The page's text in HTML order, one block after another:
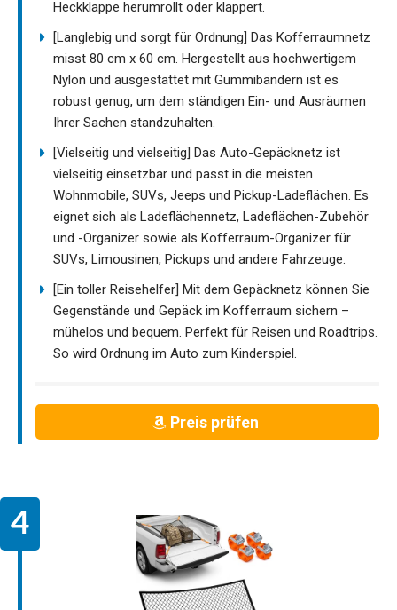
Heckklappe herumrollt oder klappert.
[Langlebig und sorgt für Ordnung] Das Kofferraumnetz
misst 80 cm x 60 cm. Hergestellt aus hochwertigem
Nylon und ausgestattet mit Gummibändern ist es
robust genug, um dem ständigen Ein- und Ausräumen
Ihrer Sachen standzuhalten.
[Vielseitig und vielseitig] Das Auto-Gepäcknetz ist
vielseitig einsetzbar und passt in die meisten
Wohnmobile, SUVs, Jeeps und Pickup-Ladeflächen. Es
eignet sich als Ladeflächennetz, Ladeflächen-Zubehör
und -Organizer sowie als Kofferraum-Organizer für
SUVs, Limousinen, Pickups und andere Fahrzeuge.
[Ein toller Reisehelfer] Mit dem Gepäcknetz können Sie
Gegenstände und Gepäck im Kofferraum sichern –
mühelos und bequem. Perfekt für Reisen und Roadtrips.
So wird Ordnung im Auto zum Kinderspiel.
Preis prüfen